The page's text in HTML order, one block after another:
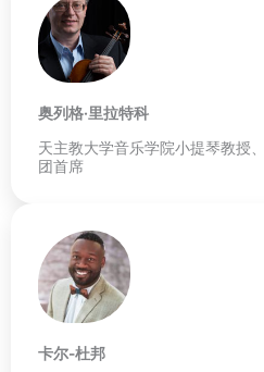
奥列格·里拉特科
天主教大学音乐学院小提琴教授
团首席
卡尔-杜邦